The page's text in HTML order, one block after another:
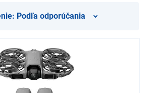
Podľa odporúčania